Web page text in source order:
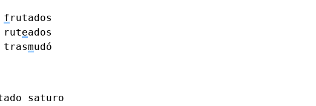
frutados
ruteados
trasmudó
saturo